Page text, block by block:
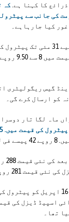
کا کہنا ہے. کہ
کی جانب سے
کیا جارہاہے۔
روپے اور
کو ارسال کرے گی۔
ماہ لگا تار
قیمت میں. 5 روپے 45 پیسے
تھی۔
روپے 96 پیسے ہوگئی تھی۔
تھا۔